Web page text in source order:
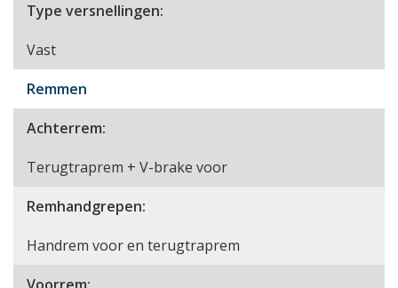
Type versnellingen:
Vast
Remmen
Achterrem:
Terugtraprem + V-brake voor
Remhandgrepen:
Handrem voor en terugtraprem